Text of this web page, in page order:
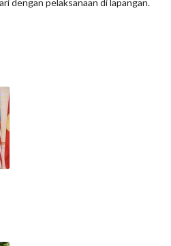
dengan pelaksanaan di lapangan.